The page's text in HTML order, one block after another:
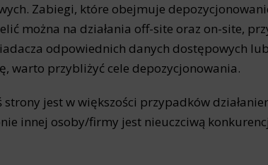
Zabiegi, które obejmuje
można na działania off-site oraz on-site,
odpowiednich danych dostępowych
warto przybliżyć cele depozycjonowania.
jest w większości przypadków
innej osoby/firmy jest nieuczciwą